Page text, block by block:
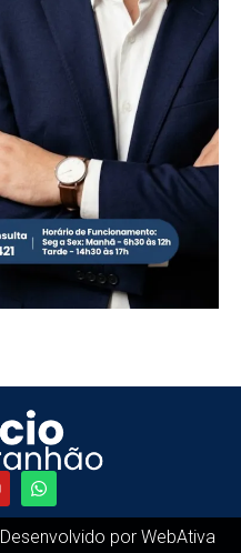
Desenvolvido por WebAtiva